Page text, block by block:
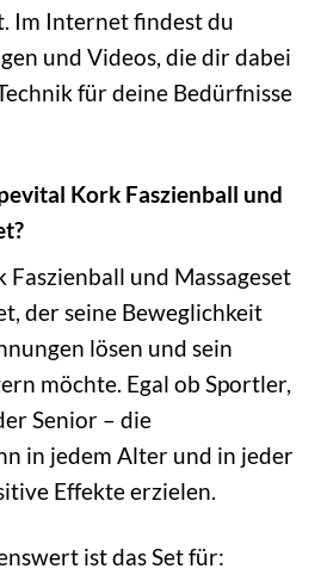
Im Internet findest du
und Videos, die dir dabei
für deine Bedürfnisse
Kork Faszienball und
Faszienball und Massageset
der seine Beweglichkeit
lösen und sein
möchte. Egal ob Sportler,
Senior – die
in jedem Alter und in jeder
Effekte erzielen.
ist das Set für: